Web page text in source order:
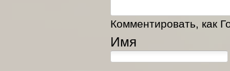
Комментировать, как
Имя